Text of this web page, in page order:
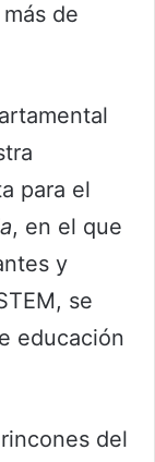
de
para el
, en el que
y
se
educación
del